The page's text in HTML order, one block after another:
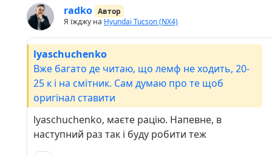
radko Автор
Я їжджу на Hyundai Tucson (NX4)
lyaschuchenko
Вже багато де читаю, що лемф не ходить, 20-
25 к і на смітник. Сам думаю про те щоб
оригінал ставити
lyaschuchenko, маєте рацію. Напевне, в
наступний раз так і буду робити теж